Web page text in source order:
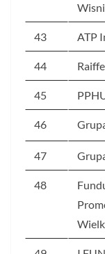
43 ATP
44
45
46
47
48